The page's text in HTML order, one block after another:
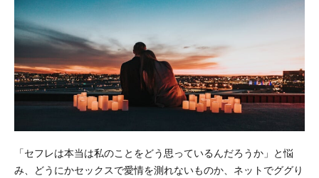
「セフレは本当は私のことをどう思っているんだろうか」と悩
み、どうにかセックスで愛情を測れないものか、ネットでググり